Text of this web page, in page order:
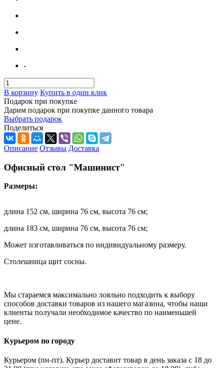
-
В корзину Купить в один клик
Подарок при покупке
Дарим подарок при покупке данного товара
Выбрать подарок
Поделиться
Описание Отзывы Доставка
Офисный стол "Машинист"
Размеры:
длина 152 см, ширина 76 см, высота 76 см;
длина 183 см, ширина 76 см, высота 76 см;
Может изготавливаться по индивидуальному размеру.
Столешница щит сосны.
Мы стараемся максимально лояльно подходить к выбору
способов доставки товаров из нашего магазина, чтобы наши
клиенты получали необходимое качество по наименьшей
цене.
Курьером по городу
Курьером (пн-пт). Курьер доставит товар в день заказа с 18 до